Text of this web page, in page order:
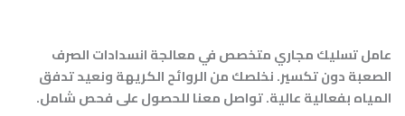
عامل تسليك مجاري متخصص في معالجة انسدادات الصرف
الصعبة دون تكسير. نخلصك من الروائح الكريهة ونعيد تدفق
المياه بفعالية عالية. تواصل معنا للحصول على فحص شامل.